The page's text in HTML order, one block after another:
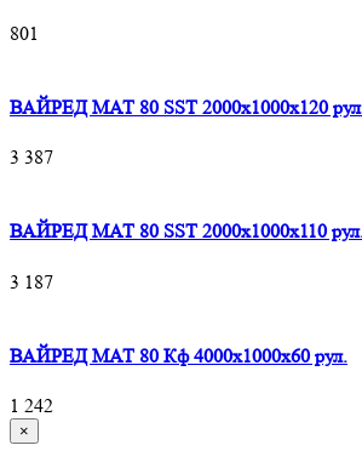
801
ВАЙРЕД МАТ 80 SST 2000x1000x120
3 387
ВАЙРЕД МАТ 80 SST 2000x1000x110
3 187
ВАЙРЕД МАТ 80 Кф 4000x1000x60 рул.
1 242
×